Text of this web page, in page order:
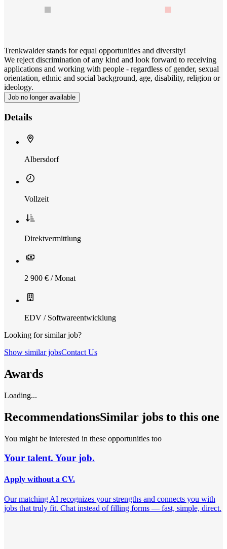
Trenkwalder stands for equal opportunities and diversity!
We reject discrimination of any kind and look forward to receiving
applications and working with people - regardless of gender, sexual
orientation, ethnic and social background, age, disability, religion or
ideology.
Job no longer available
Details
Albersdorf
Vollzeit
Direktvermittlung
2 900 € / Monat
EDV / Softwareentwicklung
Looking for similar job?
Show similar jobsContact Us
Awards
Loading...
RecommendationsSimilar jobs to this one
You might be interested in these opportunities too
Your talent. Your job.
Apply without a CV.
Our matching AI recognizes your strengths and connects you with
jobs that truly fit. Chat instead of filling forms — fast, simple, direct.